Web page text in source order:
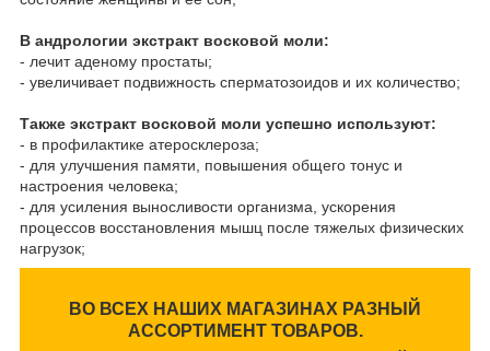
В андрологии экстракт восковой моли:
- лечит аденому простаты;
- увеличивает подвижность сперматозоидов и их количество;
Также экстракт восковой моли успешно используют:
- в профилактике атеросклероза;
- для улучшения памяти, повышения общего тонус и
настроения человека;
- для усиления выносливости организма, ускорения
процессов восстановления мышц после тяжелых физических
нагрузок;
ВО ВСЕХ НАШИХ МАГАЗИНАХ РАЗНЫЙ
АССОРТИМЕНТ ТОВАРОВ.